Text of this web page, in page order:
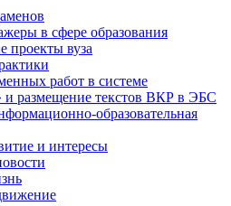
в сфере образования
проекты вуза
работ в системе
и размещение текстов ВКР в ЭБС
образовательная
и интересы